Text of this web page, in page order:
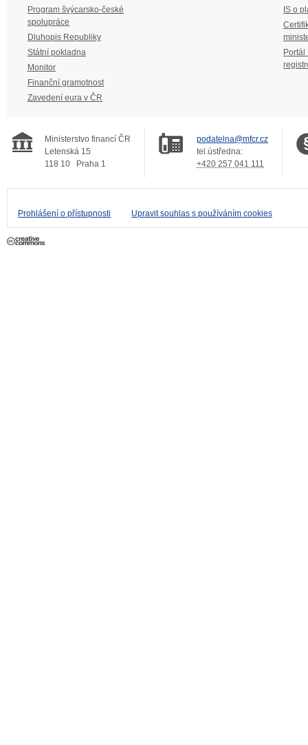
Program švýcarsko-české
spolupráce
Dluhopis Republiky
Státní pokladna
Monitor
Finanční gramotnost
Zavedení eura v ČR
IS o
Portál
Ministerstvo financí ČR
Letenská 15
118 10
Praha 1
podatelna@mfcr.cz
tel.ústředna:
+420 257 041 111
Prohlášení o přístupnosti Upravit souhlas s používáním cookies